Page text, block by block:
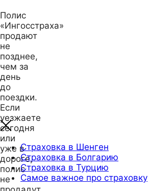
Полис
«Ингосстраха»
продают
не
позднее,
чем за
день
до
поездки.
Если
уезжаете
сегодня
или
уже в
дороге,
полис
не
Страховка в Шенген
Страховка в Болгарию
Страховка в Турцию
Самое важное про страховку